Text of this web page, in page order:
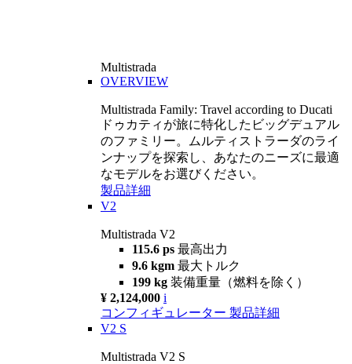
Multistrada
OVERVIEW
Multistrada Family: Travel according to Ducati
ドゥカティが旅に特化したビッグデュアル
のファミリー。ムルティストラーダのライ
ンナップを探索し、あなたのニーズに最適
なモデルをお選びください。
製品詳細
V2
Multistrada V2
115.6 ps 最高出力
9.6 kgm 最大トルク
199 kg 装備重量（燃料を除く）
¥ 2,124,000 i
コンフィギュレーター 製品詳細
V2 S
Multistrada V2 S